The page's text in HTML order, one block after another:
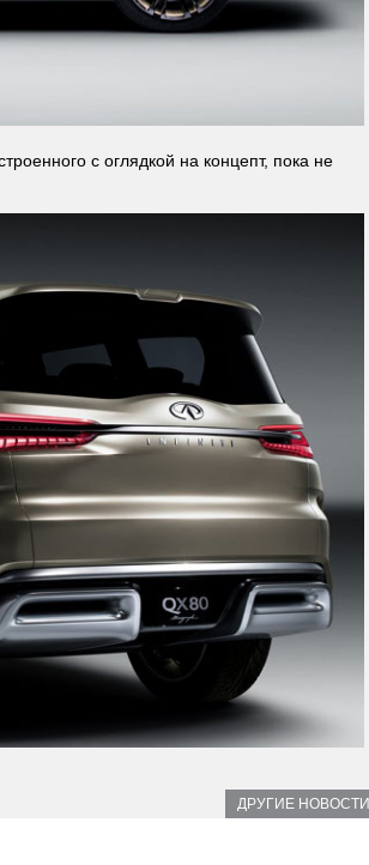
с оглядкой на концепт, пока не
ДРУГИЕ НОВОСТИ